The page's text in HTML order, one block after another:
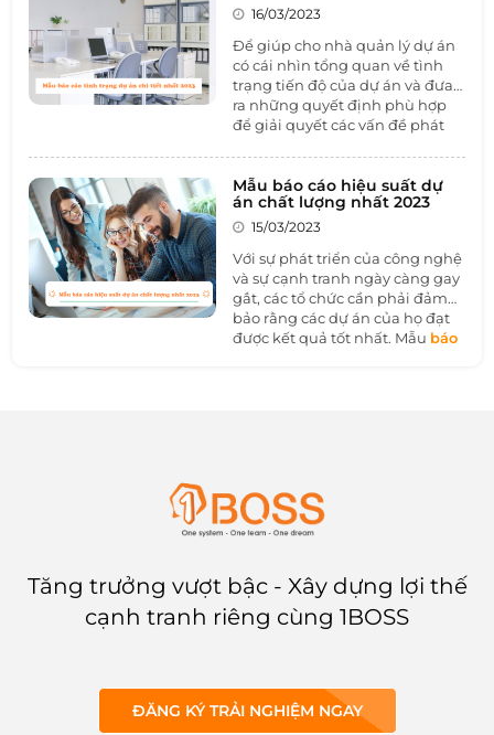
được 15mẫu quản lý dự án
bằng Excelchuyên nghiệp sẽ
giúp cho bạn có thể quản lý dự
án một cách dễ dàng và tiết
kiệm chi phí. Hãy cùng 1BOSS
tìm hiểu qua bài viết dưới đây
16/03/2023
Để giúp cho nhà quản lý dự án
có cái nhìn tổng quan về tình
trạng tiến độ của dự án và đưa
ra những quyết định phù hợp
để giải quyết các vấn đề phát
Hãy cùng 1BOSS tìm hiểu qua
bài viết dưới đây.
Mẫu báo cáo hiệu suất dự
án chất lượng nhất 2023
15/03/2023
Với sự phát triển của công nghệ
và sự cạnh tranh ngày càng gay
gắt, các tổ chức cần phải đảm
bảo rằng các dự án của họ đạt
được kết quả tốt nhất. Mẫu báo
Tăng trưởng vượt bậc - Xây dựng lợi thế
cạnh tranh riêng cùng 1BOSS
ĐĂNG KÝ TRẢI NGHIỆM NGAY